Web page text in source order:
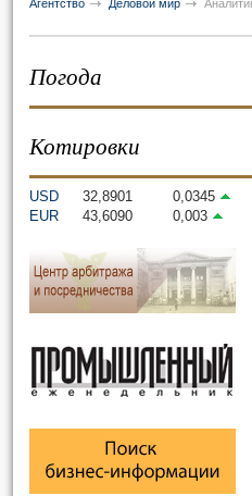
Агентство Деловой мир
Погода
Котировки
USD 32,8901
0,0345
EUR
43,6090 0,003